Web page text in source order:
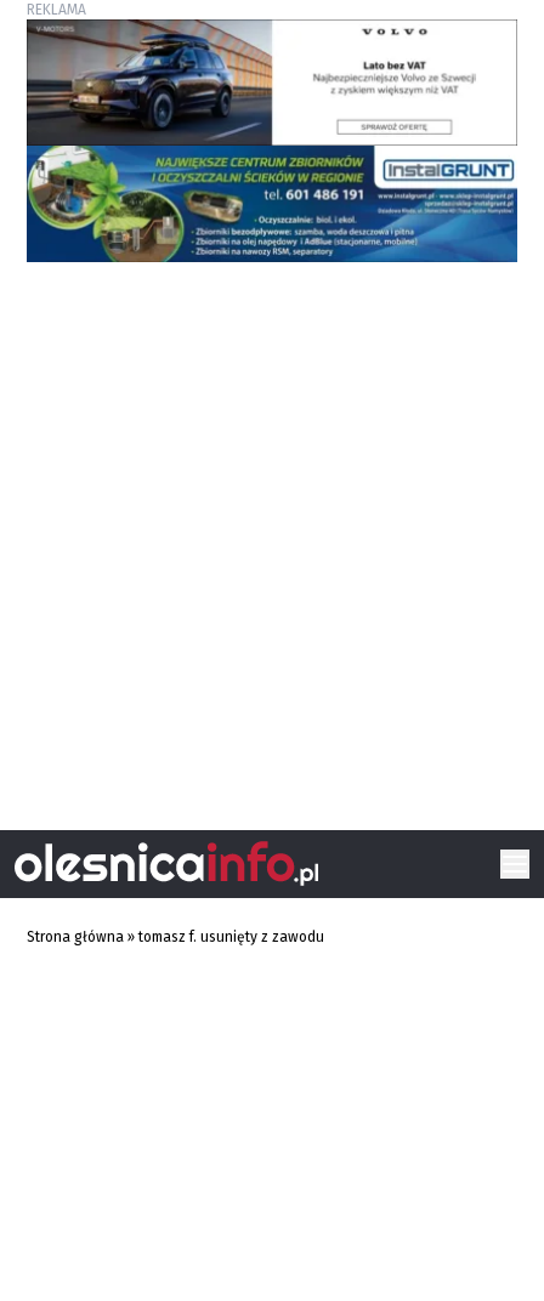
REKLAMA
Strona główna »tomasz f. usunięty z zawodu